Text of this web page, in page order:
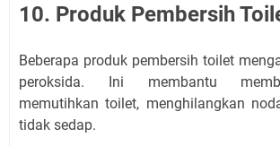
10. Produk Pembersih
Beberapa produk pembersih toilet
peroksida. Ini membantu
memutihkan toilet, menghilangkan
tidak sedap.